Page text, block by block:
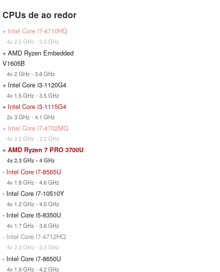
CPUs de ao redor
+ Intel Core i7-4710HQ
4x 2.5 GHz - 3.5 GHz
+ AMD Ryzen Embedded
V1605B
4x 2 GHz - 3.6 GHz
+ Intel Core i3-1120G4
4x 1.5 GHz - 3.5 GHz
+ Intel Core i3-1115G4
2x 3 GHz - 4.1 GHz
+ Intel Core i7-4702MQ
4x 2.2 GHz - 3.2 GHz
» AMD Ryzen 7 PRO 3700U
4x 2.3 GHz - 4 GHz
- Intel Core i7-8565U
4x 1.8 GHz - 4.6 GHz
- Intel Core i7-10510Y
4x 1.2 GHz - 4.5 GHz
- Intel Core i5-8350U
4x 1.7 GHz - 3.6 GHz
- Intel Core i7-4712HQ
4x 2.3 GHz - 3.3 GHz
- Intel Core i7-8650U
4x 1.9 GHz - 4.2 GHz